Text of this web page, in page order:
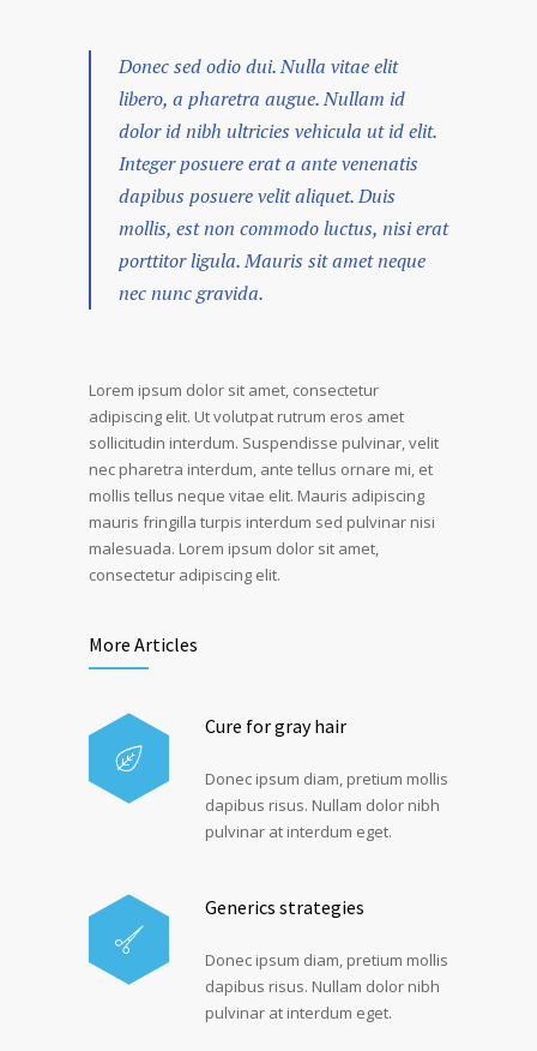
Donec sed odio dui. Nulla vitae elit
libero, a pharetra augue. Nullam id
dolor id nibh ultricies vehicula ut id elit.
Integer posuere erat a ante venenatis
dapibus posuere velit aliquet. Duis
mollis, est non commodo luctus, nisi erat
porttitor ligula. Mauris sit amet neque
nec nunc gravida.
Lorem ipsum dolor sit amet, consectetur
adipiscing elit. Ut volutpat rutrum eros amet
sollicitudin interdum. Suspendisse pulvinar, velit
nec pharetra interdum, ante tellus ornare mi, et
mollis tellus neque vitae elit. Mauris adipiscing
mauris fringilla turpis interdum sed pulvinar nisi
malesuada. Lorem ipsum dolor sit amet,
consectetur adipiscing elit.
More Articles
Cure for gray hair
Donec ipsum diam, pretium mollis
dapibus risus. Nullam dolor nibh
pulvinar at interdum eget.
Generics strategies
Donec ipsum diam, pretium mollis
dapibus risus. Nullam dolor nibh
pulvinar at interdum eget.